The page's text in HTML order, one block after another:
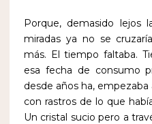
Porque, demasido lejos
miradas ya no se
más. El tiempo faltaba.
esa fecha de consumo
desde años ha,
con rastros de lo que
Un cristal sucio pero a